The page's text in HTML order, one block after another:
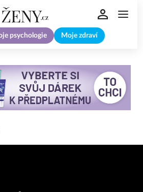
psychologie Moje zdraví